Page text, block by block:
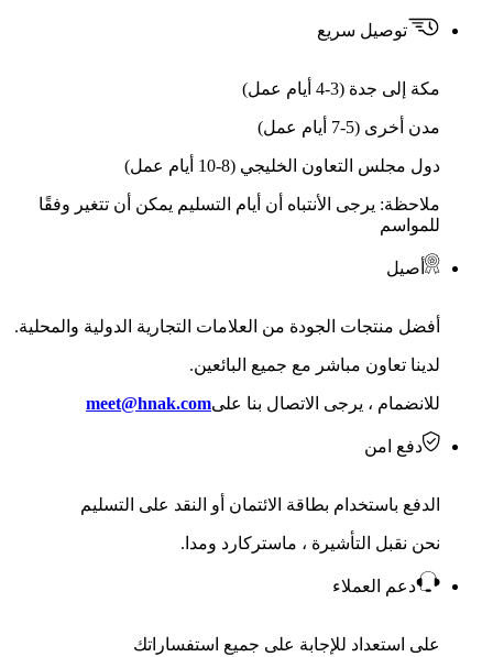
توصيل سريع
مكة إلى جدة (3-4 أيام عمل)
مدن أخرى (5-7 أيام عمل)
دول مجلس التعاون الخليجي (8-10 أيام عمل)
ملاحظة: يرجى الأنتباه أن أيام التسليم يمكن أن تتغير وفقًا
للمواسم
أصيل
أفضل منتجات الجودة من العلامات التجارية الدولية والمحلية.
لدينا تعاون مباشر مع جميع البائعين.
للانضمام ، يرجى الاتصال بنا علىmeet@hnak.com
دفع امن
الدفع باستخدام بطاقة الائتمان أو النقد على التسليم
نحن نقبل التأشيرة ، ماستركارد ومدا.
دعم العملاء
على استعداد للإجابة على جميع استفساراتك